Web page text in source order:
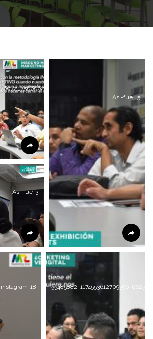
Asi-fue...5
Asi-fue-3
18